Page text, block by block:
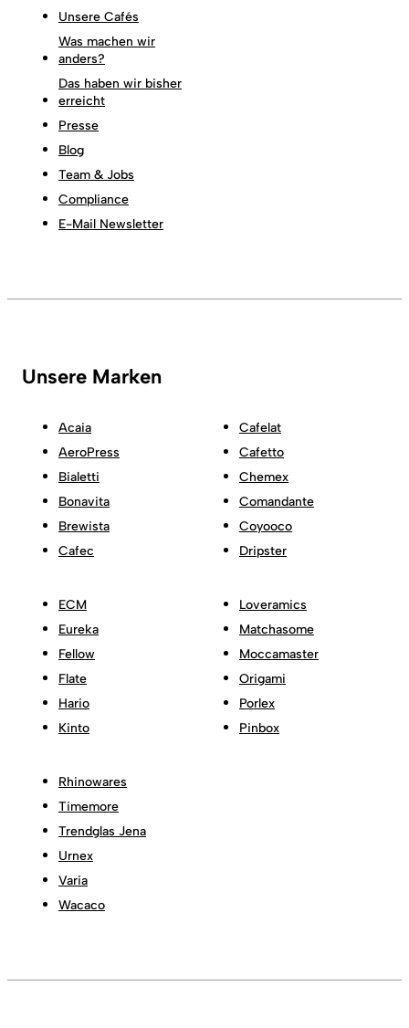
Unsere Cafés
Was machen wir
anders?
Das haben wir bisher
erreicht
Presse
Blog
Team & Jobs
Compliance
E-Mail Newsletter
Unsere Marken
Acaia
AeroPress
Bialetti
Bonavita
Brewista
Cafec
Cafelat
Cafetto
Chemex
Comandante
Coyooco
Dripster
ECM
Eureka
Fellow
Flate
Hario
Kinto
Loveramics
Matchasome
Moccamaster
Origami
Porlex
Pinbox
Rhinowares
Timemore
Trendglas Jena
Urnex
Varia
Wacaco